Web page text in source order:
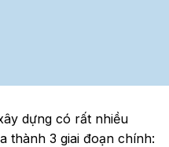
dựng có rất nhiều
thành 3 giai đoạn chính: